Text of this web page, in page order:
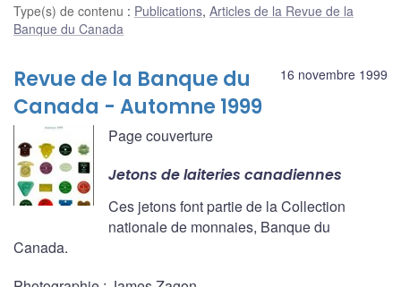
Type(s) de contenu : Publications, Articles de la Revue de la
Banque du Canada
16 novembre 1999
Revue de la Banque du
Canada - Automne 1999
Page couverture
Jetons de laiteries canadiennes
Ces jetons font partie de la Collection
nationale de monnaies, Banque du
Canada.